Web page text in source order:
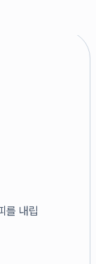
를 내립